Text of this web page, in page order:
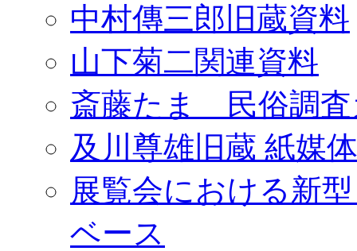
中村傳三郎旧蔵資料
山下菊二関連資料
斎藤たま 民俗調査
及川尊雄旧蔵 紙媒
展覧会における新
ベース